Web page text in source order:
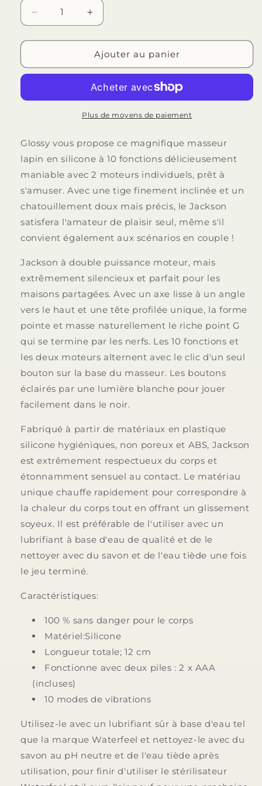
Réduire
la
quantité
GLOSSY
LAPIN
Augmenter
la
quantité
de
GLOSSY
JACKSON
LAPIN
ROSE
Ajouter au panier
Plus de moyens de paiement
Glossy vous propose ce magnifique masseur
lapin en silicone à 10 fonctions délicieusement
maniable avec 2 moteurs individuels, prêt à
s'amuser. Avec une tige finement inclinée et un
chatouillement doux mais précis, le Jackson
satisfera l'amateur de plaisir seul, même s'il
convient également aux scénarios en couple !
Jackson à double puissance moteur, mais
extrêmement silencieux et parfait pour les
maisons partagées. Avec un axe lisse à un angle
vers le haut et une tête profilée unique, la forme
pointe et masse naturellement le riche point G
qui se termine par les nerfs. Les 10 fonctions et
les deux moteurs alternent avec le clic d'un seul
bouton sur la base du masseur. Les boutons
éclairés par une lumière blanche pour jouer
facilement dans le noir.
Fabriqué à partir de matériaux en plastique
silicone hygiéniques, non poreux et ABS, Jackson
est extrêmement respectueux du corps et
étonnamment sensuel au contact. Le matériau
unique chauffe rapidement pour correspondre à
la chaleur du corps tout en offrant un glissement
soyeux. Il est préférable de l'utiliser avec un
lubrifiant à base d'eau de qualité et de le
nettoyer avec du savon et de l'eau tiède une fois
le jeu terminé.
Caractéristiques:
100 % sans danger pour le corps
Matériel:Silicone
Longueur totale; 12 cm
Fonctionne avec deux piles : 2 x AAA
(incluses)
10 modes de vibrations
Utilisez-le avec un lubrifiant sûr à base d'eau tel
que la marque Waterfeel et nettoyez-le avec du
savon au pH neutre et de l'eau tiède après
utilisation, pour finir d'utiliser le stérilisateur